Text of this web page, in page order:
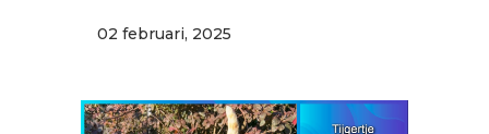
02 februari, 2025